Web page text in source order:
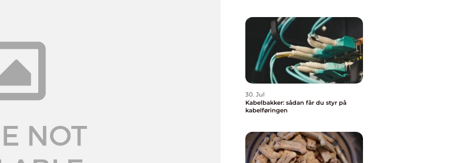
30. Jul
Kabelbakker: sådan får du styr på
kabelføringen